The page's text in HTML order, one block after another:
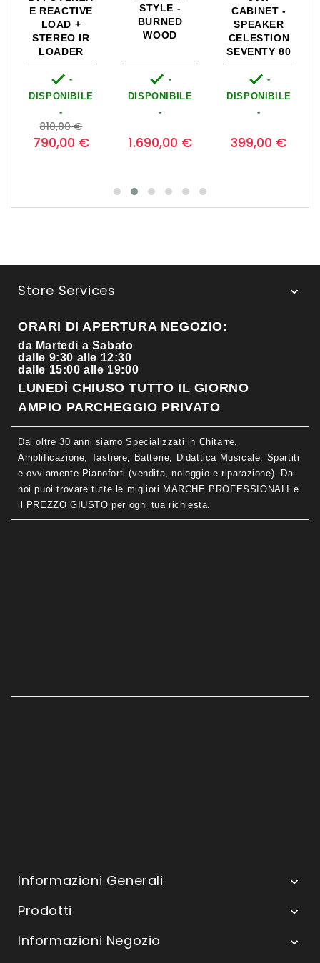
CABINET -
SPEAKER
CELESTION
SEVENTY 80
 -
DISPONIBILE
-
0Prezzo
399,00 €
 -
DISPONIBILE
-
base
165,00 €
-
DISPONIBILE
-
Prezzo
1.149,00 €
976,65 €
Store Services 
ORARI DI APERTURA NEGOZIO:
da Martedi a Sabato
dalle 9:30 alle 12:30
dalle 15:00 alle 19:00
LUNEDÌ CHIUSO TUTTO IL GIORNO
AMPIO PARCHEGGIO PRIVATO
Dal oltre 30 anni siamo Specializzati in Chitarre,
Amplificazione, Tastiere, Batterie, Didattica Musicale, Spartiti
e ovviamente Pianoforti (vendita, noleggio e riparazione). Da
noi puoi trovare tutte le migliori MARCHE PROFESSIONALI e
il PREZZO GIUSTO per ogni tua richiesta.
Informazioni Generali 
Prodotti 
Informazioni Negozio 